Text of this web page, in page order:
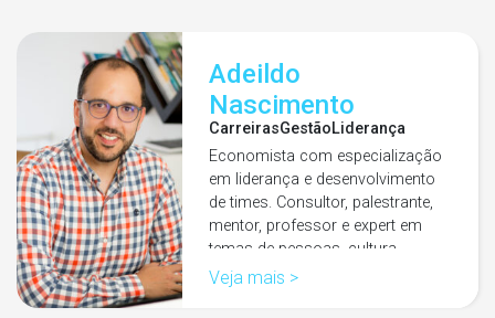
Adeildo
Nascimento
CarreirasGestãoLiderança
Economista com especialização
em liderança e desenvolvimento
de times. Consultor, palestrante,
mentor, professor e expert em
temas de pessoas, cultura…
Veja mais >